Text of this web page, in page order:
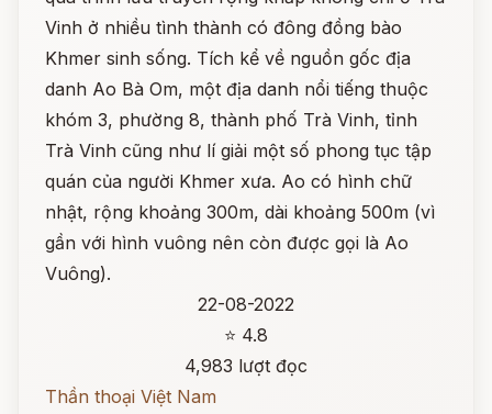
Vinh ở nhiều tình thành có đông đồng bào
Khmer sinh sống. Tích kể về nguồn gốc địa
danh Ao Bà Om, một địa danh nổi tiếng thuộc
khóm 3, phường 8, thành phố Trà Vinh, tỉnh
Trà Vinh cũng như lí giải một số phong tục tập
quán của người Khmer xưa. Ao có hình chữ
nhật, rộng khoảng 300m, dài khoảng 500m (vì
gần với hình vuông nên còn được gọi là Ao
Vuông).
22-08-2022
⭐ 4.8
4,983 lượt đọc
Thần thoại Việt Nam